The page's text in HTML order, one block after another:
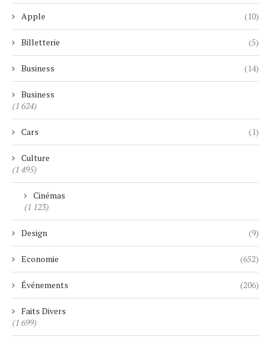
Apple (10)
Billetterie (5)
Business (14)
Business
(1 624)
Cars (1)
Culture
(1 495)
Cinémas
(1 123)
Design (9)
Economie (652)
Événements (206)
Faits Divers
(1 699)